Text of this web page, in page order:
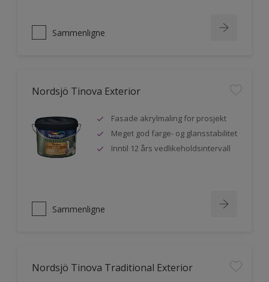
Sammenligne
Nordsjö Tinova Exterior
Fasade akrylmaling for prosjekt
Meget god farge- og glansstabilitet
Inntil 12 års vedlikeholdsintervall
Sammenligne
Nordsjö Tinova Traditional Exterior